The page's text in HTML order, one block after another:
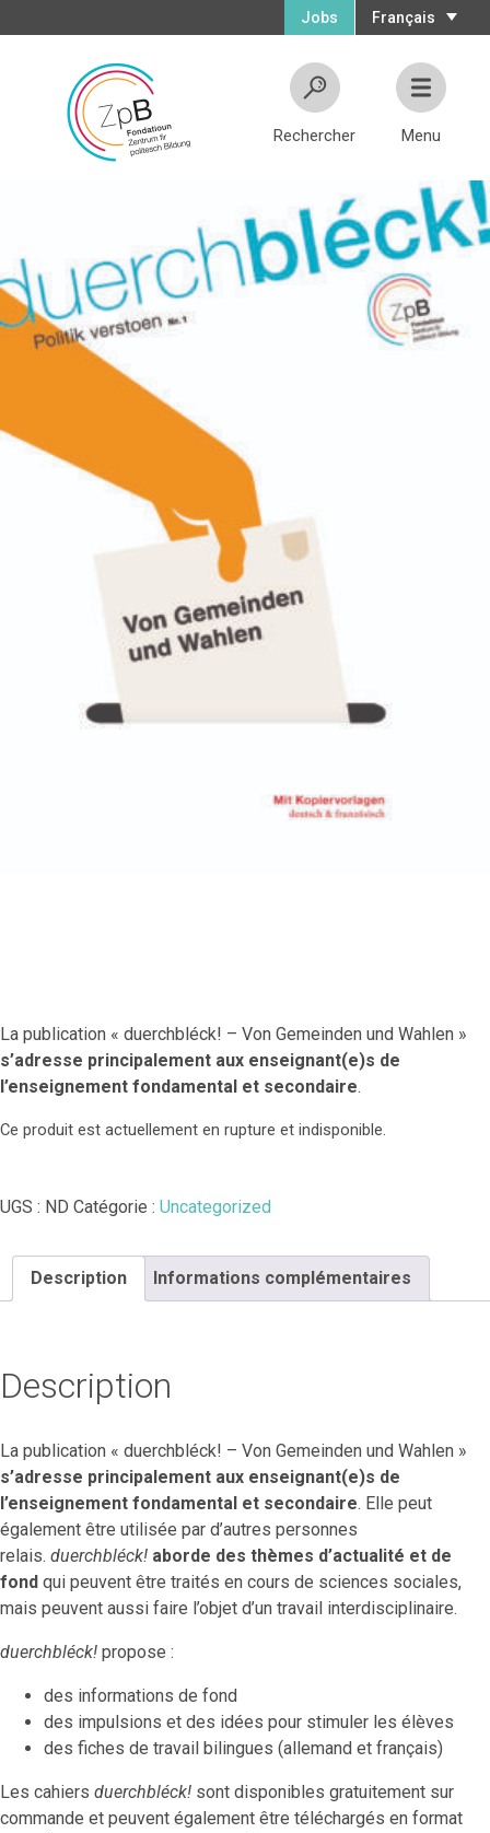
Français
Jobs
Rechercher Menu
La publication « duerchbléck! – Von Gemeinden und Wahlen »
s’adresse principalement aux enseignant(e)s de
l’enseignement fondamental et secondaire.
Ce produit est actuellement en rupture et indisponible.
UGS : ND Catégorie : Uncategorized
Description Informations complémentaires
Description
La publication « duerchbléck! – Von Gemeinden und Wahlen »
s’adresse principalement aux enseignant(e)s de
l’enseignement fondamental et secondaire. Elle peut
également être utilisée par d’autres personnes
relais. duerchbléck! aborde des thèmes d’actualité et de
fond qui peuvent être traités en cours de sciences sociales,
mais peuvent aussi faire l’objet d’un travail interdisciplinaire.
duerchbléck! propose :
des informations de fond
des impulsions et des idées pour stimuler les élèves
des fiches de travail bilingues (allemand et français)
Les cahiers duerchbléck! sont disponibles gratuitement sur
commande et peuvent également être téléchargés en format